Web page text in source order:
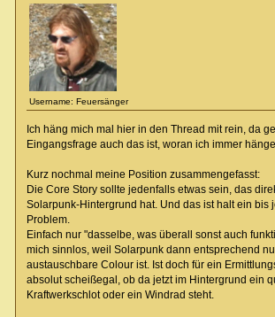
Username: Feuersänger
Ich häng mich mal hier in den Thread mit rein, da
Eingangsfrage auch das ist, woran ich immer
Kurz nochmal meine Position zusammengefasst:
Die Core Story sollte jedenfalls etwas sein, das
Solarpunk-Hintergrund hat. Und das ist halt ein bis
Problem.
Einfach nur "dasselbe, was überall sonst auch
mich sinnlos, weil Solarpunk dann entsprechend
austauschbare Colour ist. Ist doch für ein
absolut scheißegal, ob da jetzt im Hintergrund ein
Kraftwerkschlot oder ein Windrad steht.